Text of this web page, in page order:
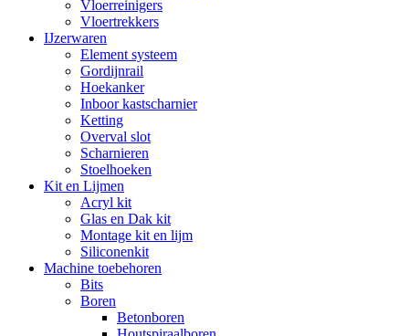
Vloerreinigers
Vloertrekkers
IJzerwaren
Element systeem
Gordijnrail
Hoekanker
Inboor kastscharnier
Ketting
Overval slot
Scharnieren
Stoelhoeken
Kit en Lijmen
Acryl kit
Glas en Dak kit
Montage kit en lijm
Siliconenkit
Machine toebehoren
Bits
Boren
Betonboren